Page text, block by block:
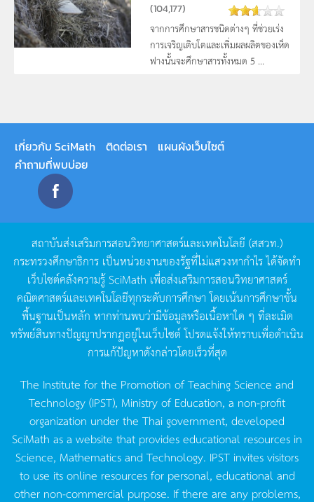
(104,177)
จากการศึกษาสารชนิดต่างๆ ที่ช่วยเร่ง
การเจริญเติบโตและเพิ่มผลผลิตของเห็ด
ฟางนั้นจะศึกษาสารทั้งหมด 5 ...
เกี่ยวกับ SciMath ติดต่อเรา
แผนผังเว็บไซต์
คำถามที่พบบ่อย
สถาบันส่งเสริมการสอนวิทยาศาสตร์และเทคโนโลยี (สสวท.)
กระทรวงศึกษาธิการ เป็นหน่วยงานของรัฐที่ไม่แสวงหากำไรได้จัดทำ
เว็บไซต์คลังความรู้SciMath เพื่อส่งเสริมการสอนวิทยาศาสตร์
คณิตศาสตร์และเทคโนโลยีทุกระดับการศึกษา โดยเน้นการศึกษาขั้น
พื้นฐานเป็นหลัก หากท่านพบว่ามีข้อมูลหรือเนื้อหาใด ๆ ที่ละเมิด
ทรัพย์สินทางปัญญาปรากฏอยู่ในเว็บไซต์โปรดแจ้งให้ทราบเพื่อดำเนิน
การแก้ปัญหาดังกล่าวโดยเร็วที่สุด
The Institute for the Promotion of Teaching Science and
Technology (IPST), Ministry of Education, a non-profit
organization under the Thai government, developed
SciMath as a website that provides educational resources in
Science, Mathematics and Technology. IPST invites visitors
to use its online resources for personal, educational and
other non-commercial purpose. If there are any problems,